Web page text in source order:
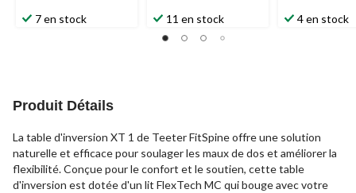
7 en stock 11 en stock 4 en stock
Produit Détails
La table d'inversion XT 1 de Teeter FitSpine offre une solution
naturelle et efficace pour soulager les maux de dos et améliorer la
flexibilité. Conçue pour le confort et le soutien, cette table
d'inversion est dotée d'un lit FlexTech MC qui bouge avec votre